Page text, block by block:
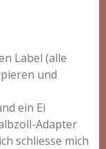
Label (alle
und
ein Ei
Adapter
schliesse mich